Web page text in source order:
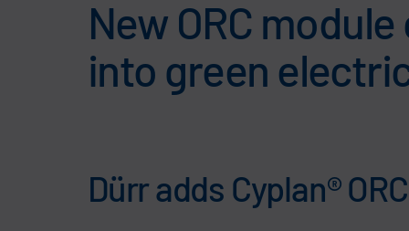
New ORC
into green
Dürr adds Cyplan®